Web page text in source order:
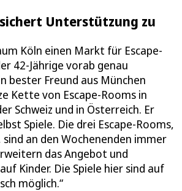
sichert Unterstützung zu
Köln einen Markt für Escape-
42-Jährige vorab genau
bester Freund aus München
Kette von Escape-Rooms in
Schweiz und in Österreich. Er
Spiele. Die drei Escape-Rooms,
an den Wochenenden immer
das Angebot und
Kinder. Die Spiele hier sind auf
möglich.“